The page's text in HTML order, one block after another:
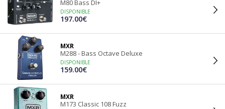
M80 Bass DI+
DISPONIBLE
197.00€
MXR
M288 - Bass Octave Deluxe
DISPONIBLE
159.00€
MXR
M173 Classic 108 Fuzz